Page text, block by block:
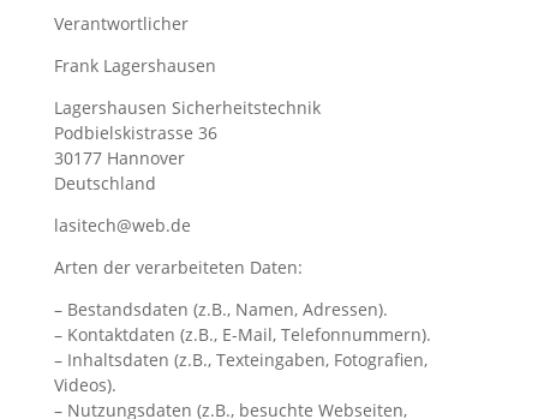
Verantwortlicher
Frank Lagershausen
Lagershausen Sicherheitstechnik
Podbielskistrasse 36
30177 Hannover
Deutschland
lasitech@web.de
Arten der verarbeiteten Daten:
– Bestandsdaten (z.B., Namen, Adressen).
– Kontaktdaten (z.B., E-Mail, Telefonnummern).
– Inhaltsdaten (z.B., Texteingaben, Fotografien,
Videos).
– Nutzungsdaten (z.B., besuchte Webseiten,